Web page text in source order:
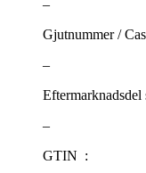
–
Gjutnummer /
–
Eftermarknadsdel
–
GTIN :